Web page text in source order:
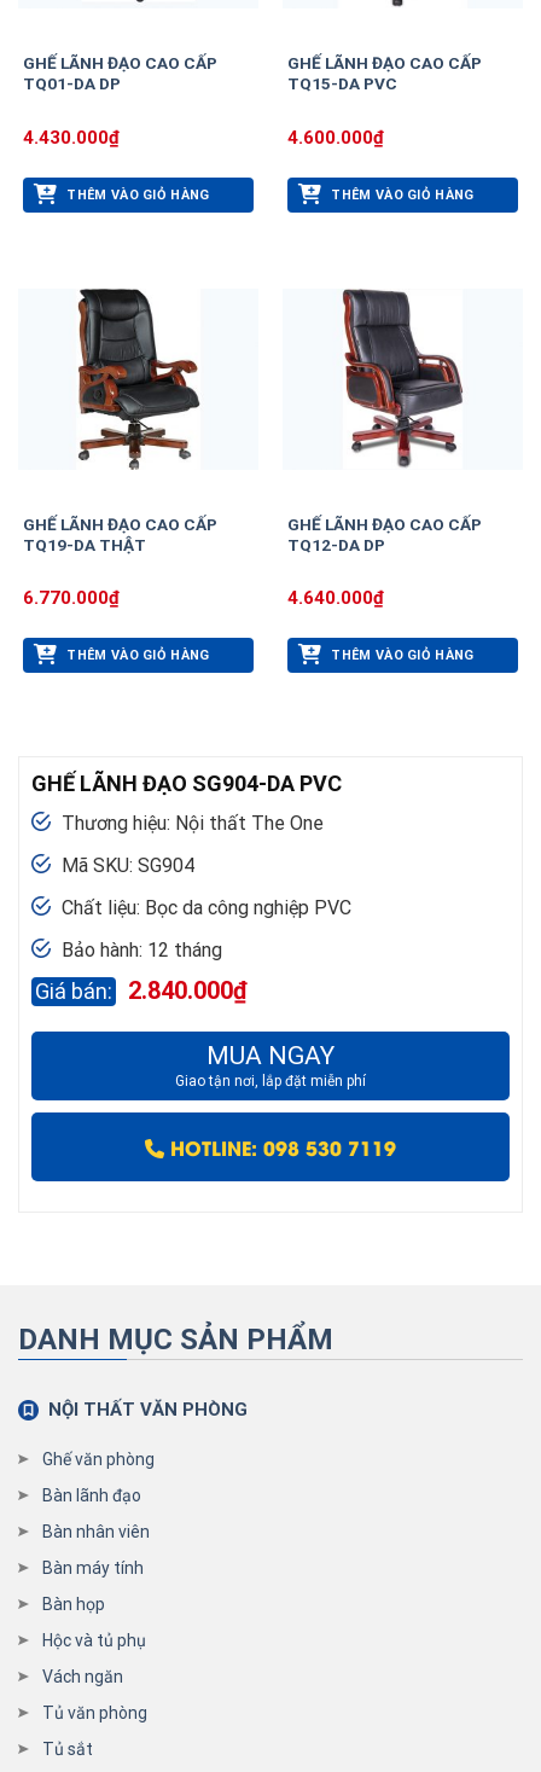
GHẾ LÃNH ĐẠO CAO CẤP
TQ01-DA DP
4.430.000₫
THÊM VÀO GIỎ HÀNG
GHẾ LÃNH ĐẠO CAO CẤP
TQ15-DA PVC
4.600.000₫
THÊM VÀO GIỎ HÀNG
GHẾ LÃNH ĐẠO CAO CẤP
TQ19-DA THẬT
6.770.000₫
THÊM VÀO GIỎ HÀNG
GHẾ LÃNH ĐẠO CAO CẤP
TQ12-DA DP
4.640.000₫
THÊM VÀO GIỎ HÀNG
GHẾ LÃNH ĐẠO SG904-DA PVC
Thương hiệu: Nội thất The One
Mã SKU: SG904
Chất liệu: Bọc da công nghiệp PVC
Bảo hành: 12 tháng
2.840.000₫
MUA NGAY
Giao tận nơi, lắp đặt miễn phí
HOTLINE: 098 530 7119
DANH MỤC SẢN PHẨM
NỘI THẤT VĂN PHÒNG
Ghế văn phòng
Bàn lãnh đạo
Bàn nhân viên
Bàn máy tính
Bàn họp
Hộc và tủ phụ
Vách ngăn
Tủ văn phòng
Tủ sắt